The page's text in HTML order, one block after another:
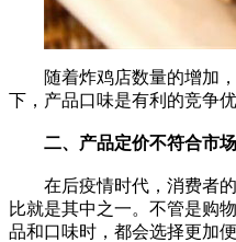
随着炸鸡店数量的增加
下，产品口味是有利的竞争优
二、产品定价不符合市场
在后疫情时代，消费者的
比就是其中之一。不管是购
品和口味时，都会选择更加